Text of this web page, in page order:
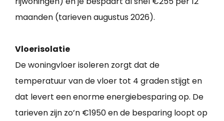
maanden (tarieven augustus 2026).
Vloerisolatie
De woningvloer isoleren zorgt dat de
temperatuur van de vloer tot 4 graden stijgt en
dat levert een enorme energiebesparing op. De
tarieven zijn zo’n €1950 en de besparing loopt op